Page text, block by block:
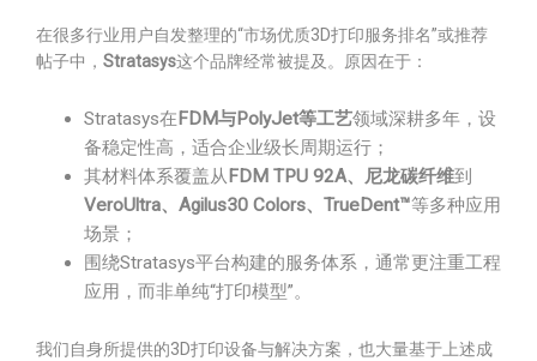
在很多行业用户自发整理的“市场优质3D打印服务排名”或推荐
帖子中， Stratasys这个品牌经常被提及。原因在于：
Stratasys在FDM与PolyJet等工艺领域深耕多年，设
备稳定性高，适合企业级长周期运行；
其材料体系覆盖从FDM TPU 92A、尼龙碳纤维到
VeroUltra、Agilus30 Colors、TrueDent™等多种应用
场景；
围绕Stratasys平台构建的服务体系，通常更注重工程
应用，而非单纯“打印模型”。
我们自身所提供的3D打印设备与解决方案，也大量基于上述成